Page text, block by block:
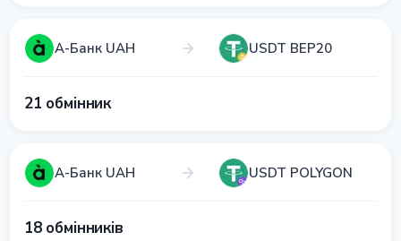
А-Банк UAH USDT BEP20
21 обмінник
А-Банк UAH USDT POLYGON
18 обмінників